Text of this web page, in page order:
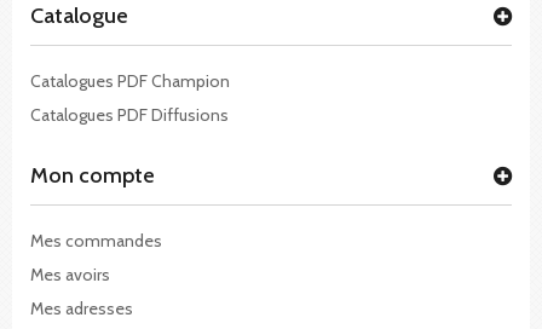
Catalogue
Catalogues PDF Champion
Catalogues PDF Diffusions
Mon compte
Mes commandes
Mes avoirs
Mes adresses